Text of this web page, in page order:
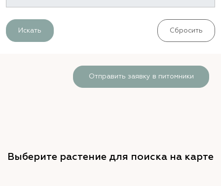
Искать Сбросить
Отправить заявку в питомники
Выберите растение для поиска на карте